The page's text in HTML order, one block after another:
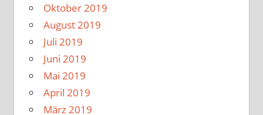
Oktober 2019
August 2019
Juli 2019
Juni 2019
Mai 2019
April 2019
März 2019